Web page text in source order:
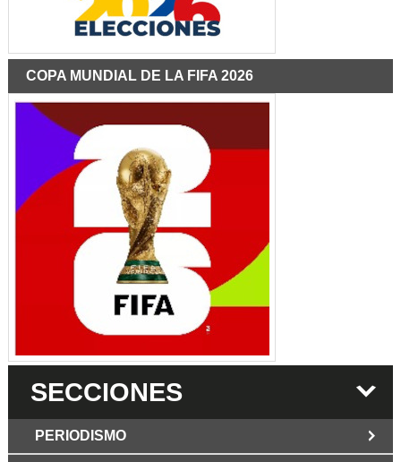
COPA MUNDIAL DE LA FIFA 2026
SECCIONES
PERIODISMO